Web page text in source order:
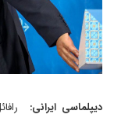
دیپلماسی ایرانی: